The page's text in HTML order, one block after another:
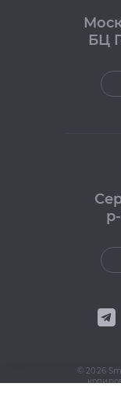
БЦ
© 2026